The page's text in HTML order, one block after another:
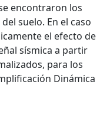
encontraron los
suelo. En el caso
el efecto de
sísmica a partir
para los
Dinámica